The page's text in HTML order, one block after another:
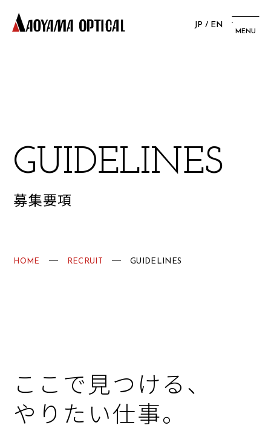
JP / EN
MENU
GUIDELINES
募集要項
HOME RECRUIT GUIDELINES
ここで見つける、
やりたい仕事。